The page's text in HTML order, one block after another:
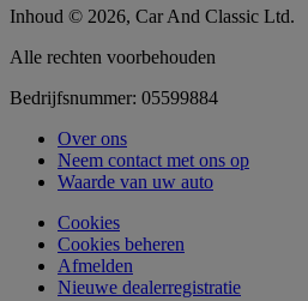
Inhoud © 2026, Car And Classic Ltd.
Alle rechten voorbehouden
Bedrijfsnummer: 05599884
Over ons
Neem contact met ons op
Waarde van uw auto
Cookies
Cookies beheren
Afmelden
Nieuwe dealerregistratie